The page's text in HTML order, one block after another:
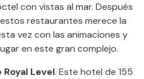
con vistas al mar. Después
restaurantes merece la
vez con las animaciones y
en este gran complejo.
Level. Este hotel de 155